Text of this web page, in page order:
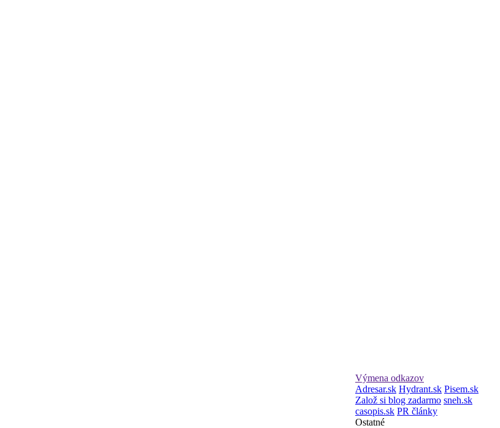
Výmena odkazov
Adresar.sk Hydrant.sk Pisem.sk
Založ si blog zadarmo sneh.sk
casopis.sk PR články
Ostatné